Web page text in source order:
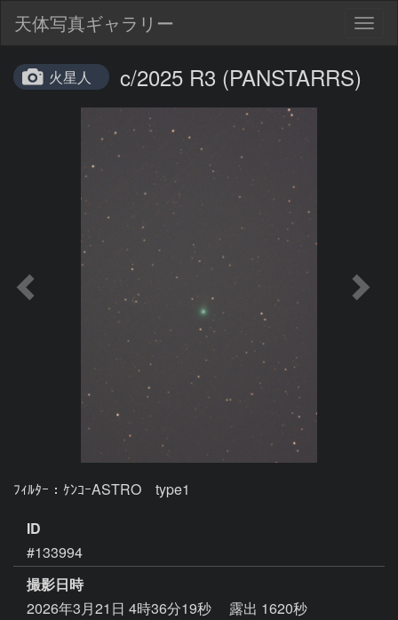
天体写真ギャラリー
火星人 c/2025 R3 (PANSTARRS)
ID
#133994
撮影日時
2026年3月21日 4時36分19秒
露出 1620秒